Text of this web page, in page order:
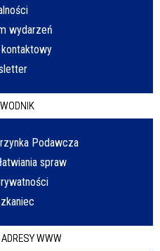
wydarzeń
Podawcza
spraw
WWW